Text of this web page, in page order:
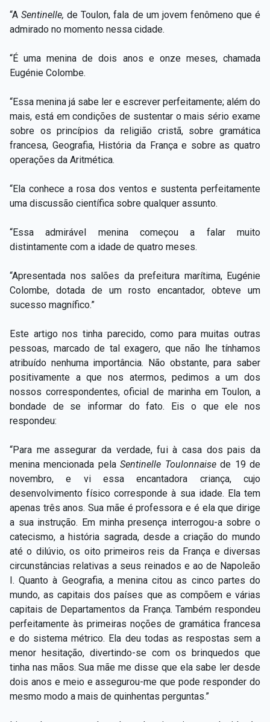
“ASentinelle,de Toulon, fala de um jovem fenômeno que é
admirado no momento nessa cidade.
“É uma menina de dois anos e onze meses, chamada
Eugénie Colombe.
“Essa menina já sabe ler e escrever perfeitamente; além do
mais, está em condições de sustentar o mais sério exame
sobre os princípios da religião cristã, sobre gramática
francesa, Geografia, História da França e sobre as quatro
operações da Aritmética.
“Ela conhece a rosa dos ventos e sustenta perfeitamente
uma discussão científica sobre qualquer assunto.
“Essa admirável menina começou a falar muito
distintamente com a idade de quatro meses.
“Apresentada nos salões da prefeitura marítima, Eugénie
Colombe, dotada de um rosto encantador, obteve um
sucesso magnífico.”
Este artigo nos tinha parecido, como para muitas outras
pessoas, marcado de tal exagero, que não lhe tínhamos
atribuído nenhuma importância. Não obstante, para saber
positivamente a que nos atermos, pedimos a um dos
nossos correspondentes, oficial de marinha em Toulon, a
bondade de se informar do fato. Eis o que ele nos
respondeu:
“Para me assegurar da verdade, fui à casa dos pais da
menina mencionada pelaSentinelle Toulonnaisede 19 de
novembro, e vi essa encantadora criança, cujo
desenvolvimento físico corresponde à sua idade. Ela tem
apenas três anos. Sua mãe é professora e é ela que dirige
a sua instrução. Em minha presença interrogou-a sobre o
catecismo, a história sagrada, desde a criação do mundo
até o dilúvio, os oito primeiros reis da França e diversas
circunstâncias relativas a seus reinados e ao de Napoleão
I. Quanto à Geografia, a menina citou as cinco partes do
mundo, as capitais dos países que as compõem e várias
capitais de Departamentos da França. Também respondeu
perfeitamente às primeiras noções de gramática francesa
e do sistema métrico. Ela deu todas as respostas sem a
menor hesitação, divertindo-se com os brinquedos que
tinha nas mãos. Sua mãe me disse que ela sabe ler desde
dois anos e meio e assegurou-me que pode responder do
mesmo modo a mais de quinhentas perguntas.”